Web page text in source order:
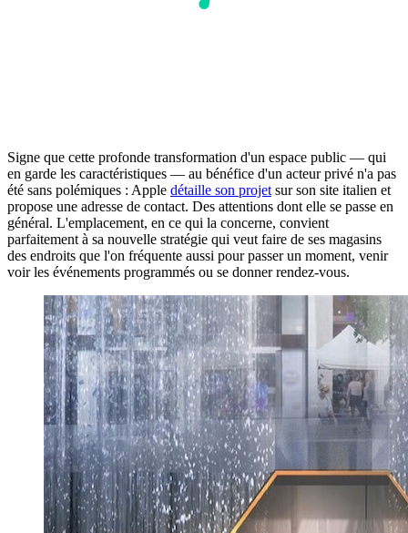
Signe que cette profonde transformation d'un espace public — qui
en garde les caractéristiques — au bénéfice d'un acteur privé n'a pas
été sans polémiques : Apple détaille son projet sur son site italien et
propose une adresse de contact. Des attentions dont elle se passe en
général. L'emplacement, en ce qui la concerne, convient
parfaitement à sa nouvelle stratégie qui veut faire de ses magasins
des endroits que l'on fréquente aussi pour passer un moment, venir
voir les événements programmés ou se donner rendez-vous.